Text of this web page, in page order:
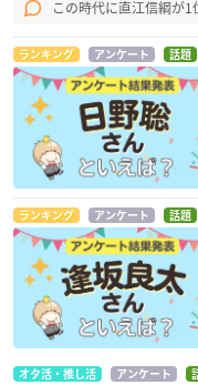
この時代に直江信綱が
ランキング アンケート 話題
ランキング アンケート 話題
オタ活・推し活 アンケート